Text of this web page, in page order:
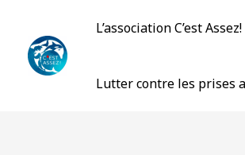
contenu
L’association C’est Assez!
Lutter contre les prises